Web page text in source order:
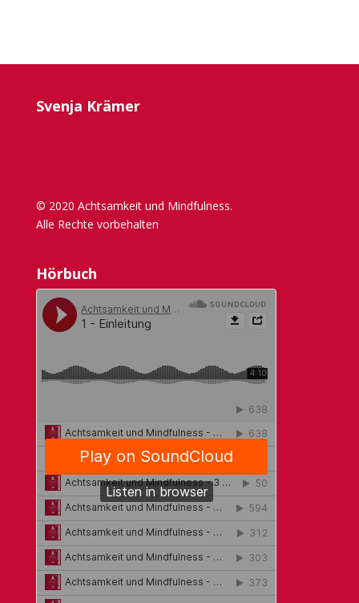
Svenja Krämer
© 2020 Achtsamkeit und Mindfulness.
Alle Rechte vorbehalten
Hörbuch